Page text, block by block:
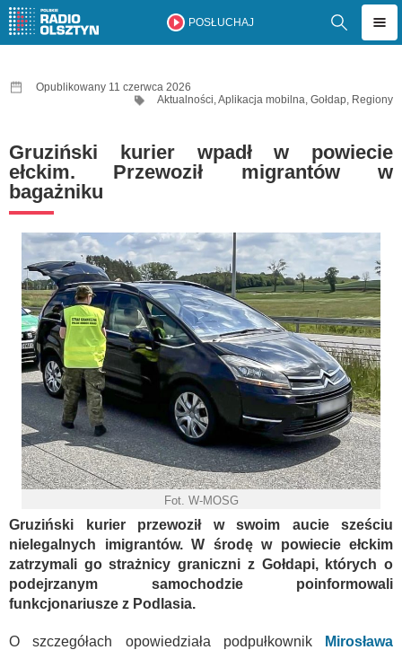
POSŁUCHAJ
Opublikowany 11 czerwca 2026
Aktualności,Aplikacja mobilna, Gołdap, Regiony
Gruziński kurier wpadł w powiecie
ełckim. Przewoził migrantów w
bagażniku
Fot. W-MOSG
Gruziński kurier przewoził w swoim aucie sześciu
nielegalnych imigrantów. W środę w powiecie ełckim
zatrzymali go strażnicy graniczni z Gołdapi, których o
podejrzanym samochodzie poinformowali
funkcjonariusze z Podlasia.
O szczegółach opowiedziała podpułkownikMirosława